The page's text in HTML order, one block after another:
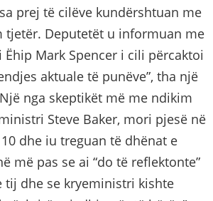
prej të cilëve kundërshtuan me
tjetër. Deputetët u informuan me
Ëhip Mark Spencer i cili përcaktoi
aktuale të punëve”, tha një
nga skeptikët më me ndikim
Steve Baker, mori pjesë në
dhe iu treguan të dhënat e
më pas se ai “do të reflektonte”
dhe se kryeministri kishte